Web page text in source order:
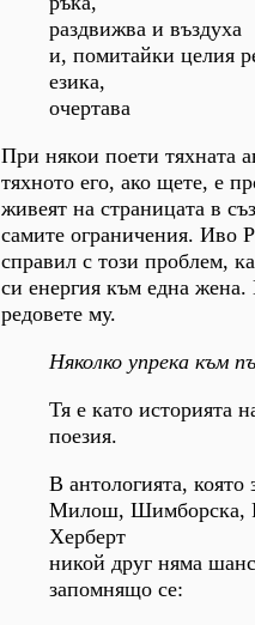
раздвижва и въздуха
и, помитайки целия
езика,
очертава
При някои поети тяхната
тяхното его, ако щете, е
живеят на страницата в
самите ограничения. Иво
справил с този проблем,
си енергия към една
редовете му.
Няколко упрека към
Тя е като историята
поезия.
В антологията, която
Милош, Шимборска,
Херберт
никой друг няма
запомнящо се: